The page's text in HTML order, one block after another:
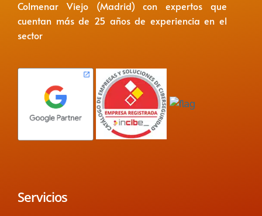
Colmenar Viejo (Madrid) con expertos que
cuentan más de 25 años de experiencia en el
sector
Servicios